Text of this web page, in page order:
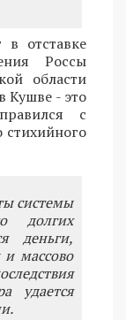
в отставке
Россы
области
Кушве - это
с
стихийного
системы
долгих
деньги,
массово
удается